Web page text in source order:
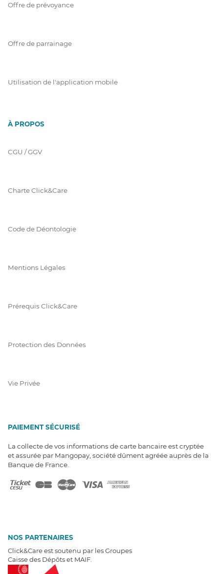
Offre de prévoyance
Offre de parrainage
Utilisation de l'application mobile
À PROPOS
CGU / GGV
Charte Click&Care
Code de Déontologie
Mentions Légales
Prérequis Click&Care
Protection des Données
Vie Privée
PAIEMENT SÉCURISÉ
La collecte de vos informations de carte bancaire est cryptée
et assurée par Mangopay, société dûment agréée auprès de la
Banque de France.
NOS PARTENAIRES
Click&Care est soutenu par les Groupes
Caisse des Dépôts et MAIF.